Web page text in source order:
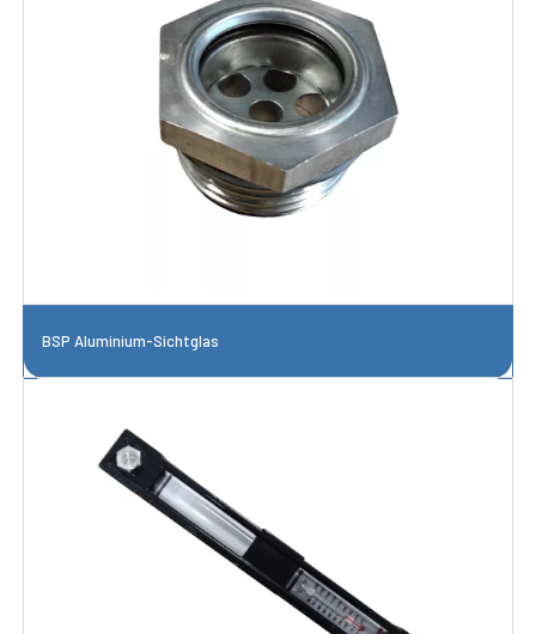
BSP Aluminium-Sichtglas